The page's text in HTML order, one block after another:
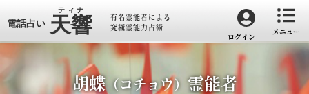
メニュー
有名霊能者による
究極霊能力占術
ログイン
胡蝶（コチョウ） 霊能者